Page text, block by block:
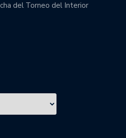
del Torneo del Interior